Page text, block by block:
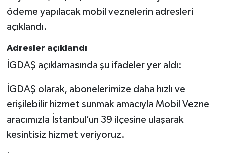
ödeme yapılacak mobil veznelerin adresleri
açıklandı.
Adresler açıklandı
İGDAŞ açıklamasında şu ifadeler yer aldı:
İGDAŞ olarak, abonelerimize daha hızlı ve
erişilebilir hizmet sunmak amacıyla Mobil Vezne
aracımızla İstanbul’un 39 ilçesine ulaşarak
kesintisiz hizmet veriyoruz.